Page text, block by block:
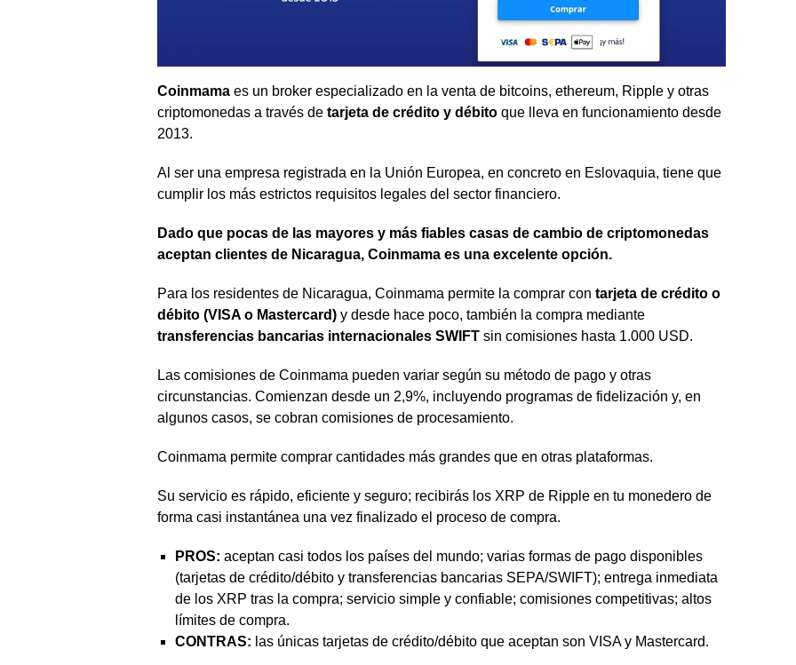
Coinmama es un broker especializado en la venta de bitcoins, ethereum, Ripple y otras
criptomonedas a través de tarjeta de crédito y débito que lleva en funcionamiento desde
2013.
Al ser una empresa registrada en la Unión Europea, en concreto en Eslovaquia, tiene que
cumplir los más estrictos requisitos legales del sector financiero.
Dado que pocas de las mayores y más fiables casas de cambio de criptomonedas
aceptan clientes de Nicaragua, Coinmama es una excelente opción.
Para los residentes de Nicaragua, Coinmama permite la comprar con tarjeta de crédito o
débito (VISA o Mastercard) y desde hace poco, también la compra mediante
transferencias bancarias internacionales SWIFT sin comisiones hasta 1.000 USD.
Las comisiones de Coinmama pueden variar según su método de pago y otras
circunstancias. Comienzan desde un 2,9%, incluyendo programas de fidelización y, en
algunos casos, se cobran comisiones de procesamiento.
Coinmama permite comprar cantidades más grandes que en otras plataformas.
Su servicio es rápido, eficiente y seguro; recibirás los XRP de Ripple en tu monedero de
forma casi instantánea una vez finalizado el proceso de compra.
PROS: aceptan casi todos los países del mundo; varias formas de pago disponibles
(tarjetas de crédito/débito y transferencias bancarias SEPA/SWIFT); entrega inmediata
de los XRP tras la compra; servicio simple y confiable; comisiones competitivas; altos
límites de compra.
CONTRAS: las únicas tarjetas de crédito/débito que aceptan son VISA y Mastercard.